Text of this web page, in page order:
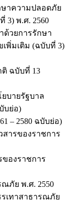
ษาความปลอดภัย
3) พ.ศ. 2560
ด้วยการรักษา
พิ่มเติม (ฉบับที่ 3)
ฉบับที่ 13
บายรัฐบาล
บย่อ)
– 2580 ฉบับย่อ)
ารของราชการ
องราชการ
ภัย พ.ศ. 2550
เทาสาธารณภัย